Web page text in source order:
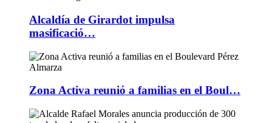
Alcaldía de Girardot impulsa
masificació…
Zona Activa reunió a familias en el Boul…